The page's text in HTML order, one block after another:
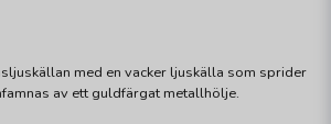
med en vacker ljuskälla som sprider
av ett guldfärgat metallhölje.